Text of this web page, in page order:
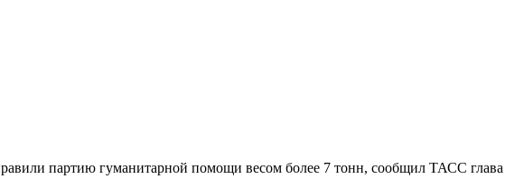
партию гуманитарной помощи весом более 7 тонн, сообщил ТАСС глава